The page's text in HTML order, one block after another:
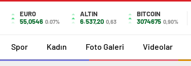
EURO
55,0546 0.07%
ALTIN
6.537,20 0,63
BITCOIN
3074675 0,90%
Spor Kadın Foto Galeri Videolar